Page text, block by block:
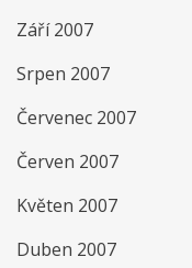
Září 2007
Srpen 2007
Červenec 2007
Červen 2007
Květen 2007
Duben 2007